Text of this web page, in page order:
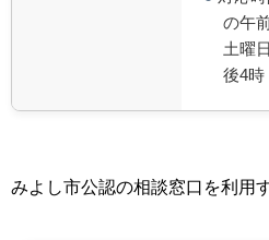
の午
土曜
後4時
みよし市公認の相談窓口を利用